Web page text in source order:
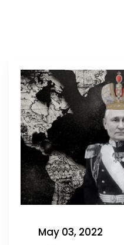
May 03, 2022